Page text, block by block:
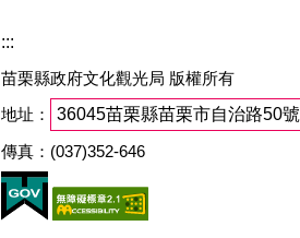
:::
苗栗縣政府文化觀光局 版權所有
地址：
36045苗栗縣苗栗市自治路50號
傳真：(037)352-646